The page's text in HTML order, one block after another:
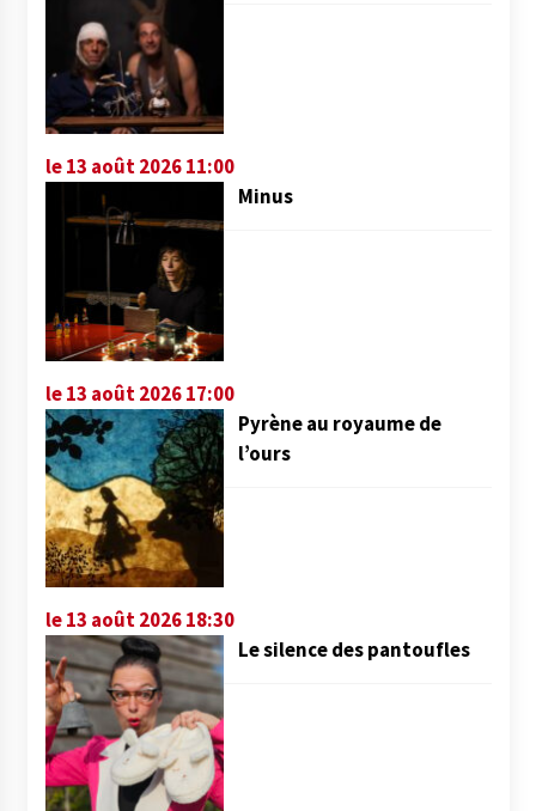
le 13 août 2026 11:00
Minus
le 13 août 2026 17:00
Pyrène au royaume de
l’ours
le 13 août 2026 18:30
Le silence des pantoufles